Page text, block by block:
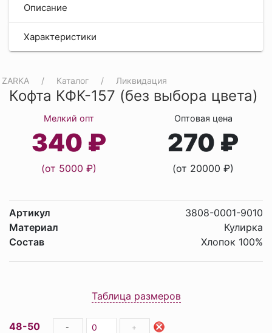
Описание
Характеристики
ZARKA Каталог Ликвидация
Кофта КФК-157 (без выбора цвета)
Мелкий опт
340 ₽
(от 5000 ₽)
Оптовая цена
270 ₽
(от 20000 ₽)
Артикул
3808-0001-9010
Материал
Кулирка
Состав
Хлопок 100%
Таблица размеров
48-50 - +